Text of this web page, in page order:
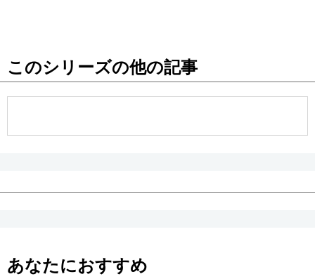
お知らせ
このシリーズの他の記事
あなたにおすすめ